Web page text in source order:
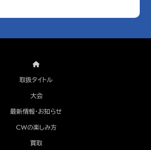
取扱タイトル
大会
最新情報・お知らせ
CWの楽しみ方
買取